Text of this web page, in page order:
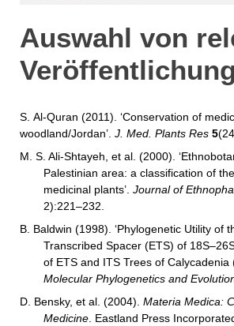
Auswahl von
S. Al-Quran (2011). ‘Conservation of
woodland/Jordan’. J. Med. Plants Res 5
M. S. Ali-Shtayeh, et al. (2000).
Palestinian area: a classification of
medicinal plants’. Journal of
2):221–232.
B. Baldwin (1998). ‘Phylogenetic Utility of
Transcribed Spacer (ETS) of
of ETS and ITS Trees of Calycadenia
Molecular Phylogenetics and
D. Bensky, et al. (2004). Materia Medica:
Medicine. Eastland Press